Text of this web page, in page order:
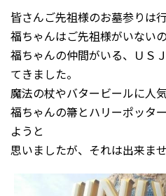
皆さんご先祖様のお墓参りは
福ちゃんはご先祖様がいないの
福ちゃんの仲間がいる、ＵＳ
てきました。
魔法の杖やバタービールに人
福ちゃんの箒とハリーポッタ
ようと
思いましたが、それは出来ま